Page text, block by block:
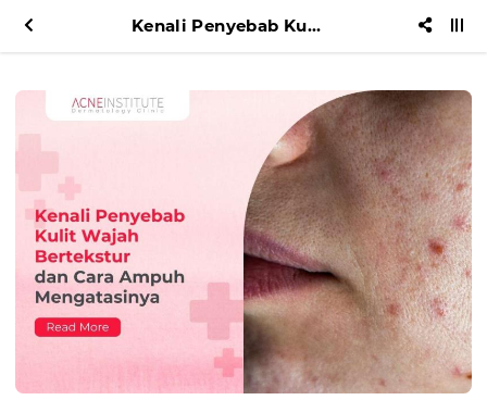
Kenali Penyebab Kulit Wajah Bertekstur dan Cara Ampuh Mengatasinya